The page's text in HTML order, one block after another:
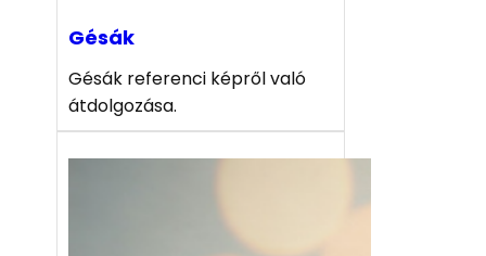
Gésák
Gésák referenci képről való
átdolgozása.